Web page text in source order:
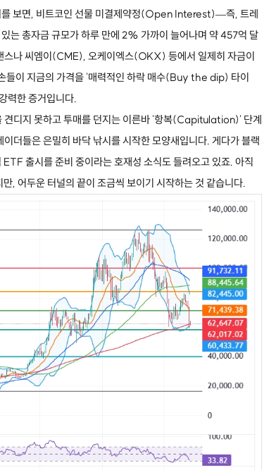
보면, 비트코인 선물 미결제약정(Open Interest)—즉, 트레
는 총자금 규모가 하루 만에 2% 가까이 늘어나며 약 457억 달
스나 씨엠이(CME), 오케이엑스(OKX) 등에서 일제히 자금이
들이 지금의 가격을 '매력적인 하락 매수(Buy the dip) 타이
력한 증거입니다.
견디지 못하고 투매를 던지는 이른바 '항복(Capitulation)' 단계
더들은 은밀히 바닥 낚시를 시작한 모양새입니다. 게다가 블랙
출시를 준비 중이라는 호재성 소식도 들려오고 있죠. 아직
, 어두운 터널의 끝이 조금씩 보이기 시작하는 것 같습니다.